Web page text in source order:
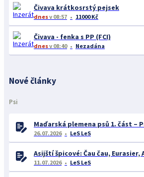
Čivava krátkosrstý pejsek
dnesv 08:57 11000 Kč
Čivava - fenka s PP (FCI)
dnesv 08:40 Nezadána
Nové články
Psi
Maďarská plemena psů 1. část –
26.07.2026 LeS LeS
Asijští špicové: Čau čau, Eurasier,
11.07.2026 LeS LeS